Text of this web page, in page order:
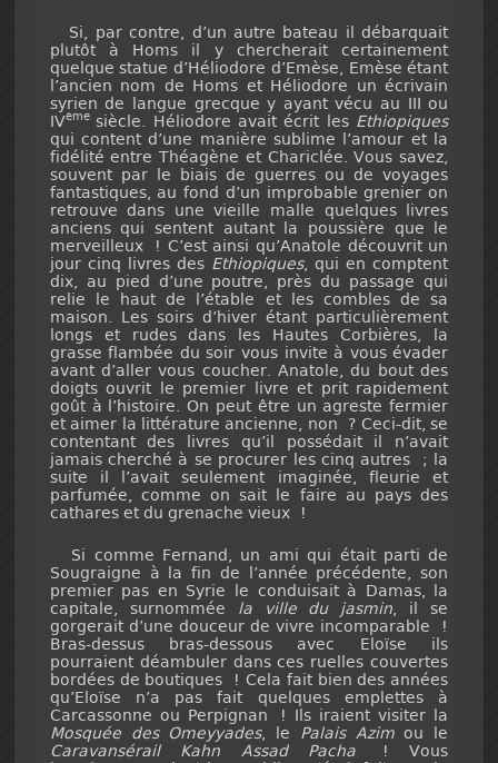
Si, par contre, d’un autre bateau il débarquait
plutôt à Homs il y chercherait certainement
quelque statue d’Héliodore d’Emèse, Emèse étant
l’ancien nom de Homs et Héliodore un écrivain
syrien de langue grecque y ayant vécu au III ou
IVème siècle. Héliodore avait écrit les Ethiopiques
qui content d’une manière sublime l’amour et la
fidélité entre Théagène et Chariclée. Vous savez,
souvent par le biais de guerres ou de voyages
fantastiques, au fond d’un improbable grenier on
retrouve dans une vieille malle quelques livres
anciens qui sentent autant la poussière que le
merveilleux ! C’est ainsi qu’Anatole découvrit un
jour cinq livres des Ethiopiques, qui en comptent
dix, au pied d’une poutre, près du passage qui
relie le haut de l’étable et les combles de sa
maison. Les soirs d’hiver étant particulièrement
longs et rudes dans les Hautes Corbières, la
grasse flambée du soir vous invite à vous évader
avant d’aller vous coucher. Anatole, du bout des
doigts ouvrit le premier livre et prit rapidement
goût à l’histoire. On peut être un agreste fermier
et aimer la littérature ancienne, non ? Ceci-dit, se
contentant des livres qu’il possédait il n’avait
jamais cherché à se procurer les cinq autres ; la
suite il l’avait seulement imaginée, fleurie et
parfumée, comme on sait le faire au pays des
cathares et du grenache vieux !
Si comme Fernand, un ami qui était parti de
Sougraigne à la fin de l’année précédente, son
premier pas en Syrie le conduisait à Damas, la
capitale, surnommée la ville du jasmin , il se
gorgerait d’une douceur de vivre incomparable !
Bras-dessus bras-dessous avec Eloïse ils
pourraient déambuler dans ces ruelles couvertes
bordées de boutiques ! Cela fait bien des années
qu’Eloïse n’a pas fait quelques emplettes à
Carcassonne ou Perpignan ! Ils iraient visiter la
Mosquée des Omeyyades, le Palais Azimou le
Caravansérail Kahn Assad Pacha ! Vous